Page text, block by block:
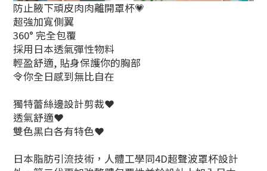
防止腋下頑皮肉肉離開罩杯💗
超強加寬側翼
360° 完全包覆
採用日本透氣彈性物料
輕盈舒適, 貼身保護你的胸部
令你全日感到無比自在
獨特蕾絲邊設計剪裁❤️
透氣舒適❤️
雙色黑白各有特色❤️
日本脂肪引流技術，人體工學同4D超聲波罩杯設計